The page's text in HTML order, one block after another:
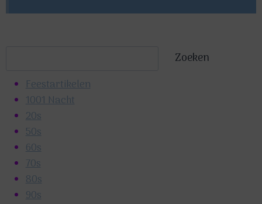
Zoeken
Feestartikelen
1001 Nacht
20s
50s
60s
70s
80s
90s